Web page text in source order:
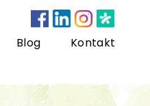
Blog Kontakt